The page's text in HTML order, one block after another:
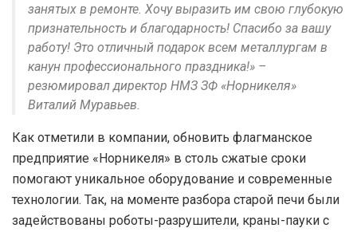
занятых в ремонте. Хочу выразить им свою глубокую
признательность и благодарность! Спасибо за вашу
работу! Это отличный подарок всем металлургам в
канун профессионального праздника!» –
резюмировал директор НМЗ ЗФ «Норникеля»
Виталий Муравьев.
Как отметили в компании, обновить флагманское
предприятие «Норникеля» в столь сжатые сроки
помогают уникальное оборудование и современные
технологии. Так, на моменте разбора старой печи были
задействованы роботы-разрушители, краны-пауки с